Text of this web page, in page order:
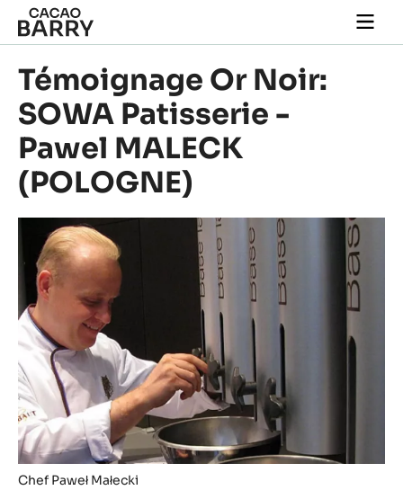
Skip to main content
main
Témoignage Or Noir:
SOWA Patisserie -
Pawel MALECK
(POLOGNE)
Chef Paweł Małecki